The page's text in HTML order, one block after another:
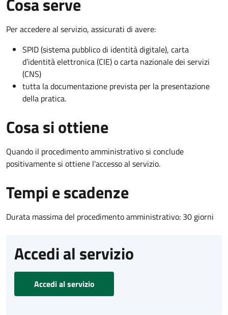
Per accedere al servizio, assicurati di avere:
SPID (sistema pubblico di identità digitale), carta
d’identità elettronica (CIE) o carta nazionale dei servizi
(CNS)
tutta la documentazione prevista per la presentazione
della pratica.
Cosa si ottiene
Quando il procedimento amministrativo si conclude
positivamente si ottiene l'accesso al servizio.
Tempi e scadenze
Durata massima del procedimento amministrativo: 30 giorni
Accedi al servizio
Accedi al servizio